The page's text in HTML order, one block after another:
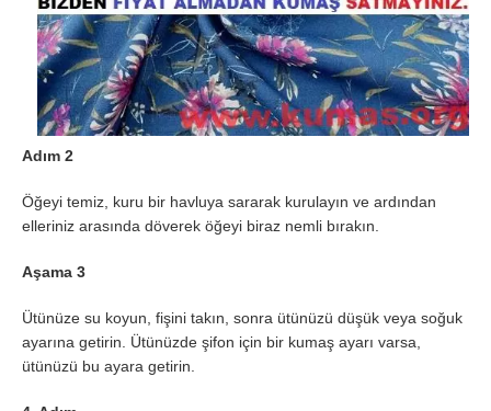
Adım 2
Öğeyi temiz, kuru bir havluya sararak kurulayın ve ardından
elleriniz arasında döverek öğeyi biraz nemli bırakın.
Aşama 3
Ütünüze su koyun, fişini takın, sonra ütünüzü düşük veya soğuk
ayarına getirin. Ütünüzde şifon için bir kumaş ayarı varsa,
ütünüzü bu ayara getirin.